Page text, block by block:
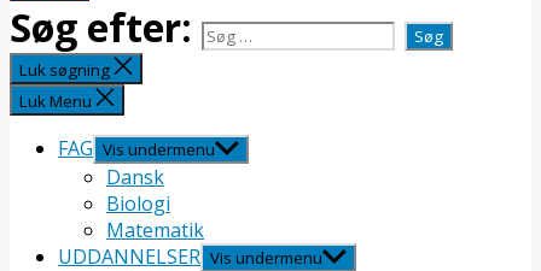
Søg efter:
Luk søgning
Luk Menu
FAG Vis undermenu
Dansk
Biologi
Matematik
UDDANNELSER Vis undermenu